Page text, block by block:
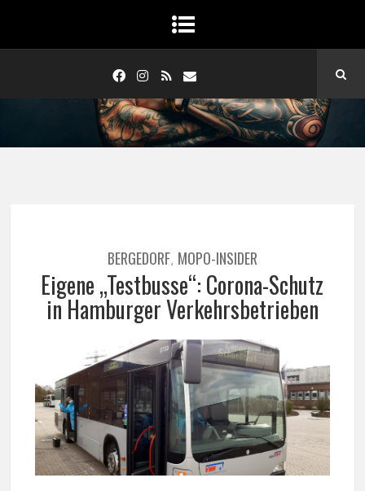
BERGEDORF, MOPO-INSIDER
Eigene „Testbusse“: Corona-Schutz
in Hamburger Verkehrsbetrieben